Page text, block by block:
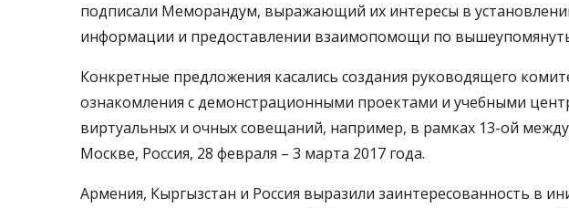
подписали Меморандум, выражающий их интересы в
информации и предоставлении взаимопомощи по
Конкретные предложения касались создания руководящего
ознакомления с демонстрационными проектами и учебными
виртуальных и очных совещаний, например, в рамках 13-ой
Москве, Россия, 28 февраля – 3 марта 2017 года.
Армения, Кыргызстан и Россия выразили заинтересованность в